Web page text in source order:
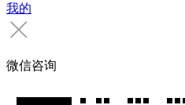
我的
微信咨询